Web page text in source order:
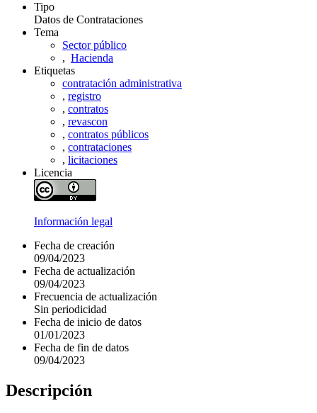
Tipo
Datos de Contrataciones
Tema
Sector público
, Hacienda
Etiquetas
contratación administrativa
, registro
, contratos
, revascon
, contratos públicos
, contrataciones
, licitaciones
Licencia
Información legal
Fecha de creación
09/04/2023
Fecha de actualización
09/04/2023
Frecuencia de actualización
Sin periodicidad
Fecha de inicio de datos
01/01/2023
Fecha de fin de datos
09/04/2023
Descripción